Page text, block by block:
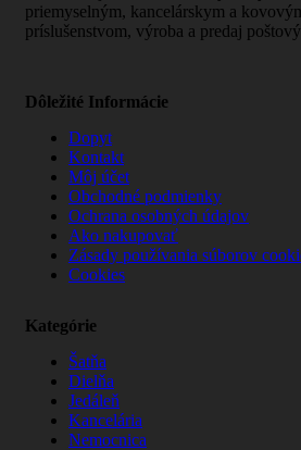
priemyselným, kancelárskym a
príslušenstvom, výroba a predaj
Dôležité Informácie
Dopyt
Kontakt
Môj účet
Obchodné podmienky
Ochrana osobných údajov
Ako nakupovať
Zásady používania súborov
Cookies
Kategórie
Šatňa
Dielňa
Jedáleň
Kancelária
Nemocnica